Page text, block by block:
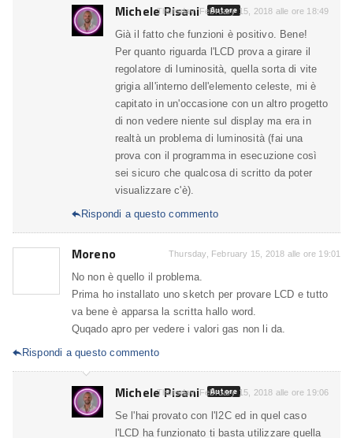
Michele Pisani Autore
Thursday, February 15, 2018 alle ore 18:49
Già il fatto che funzioni è positivo. Bene!
Per quanto riguarda l'LCD prova a girare il
regolatore di luminosità, quella sorta di vite
grigia all'interno dell'elemento celeste, mi è
capitato in un'occasione con un altro progetto
di non vedere niente sul display ma era in
realtà un problema di luminosità (fai una
prova con il programma in esecuzione così
sei sicuro che qualcosa di scritto da poter
visualizzare c'è).
Rispondi a questo commento
Moreno Thursday, February 15, 2018 alle ore 19:01
No non è quello il problema.
Prima ho installato uno sketch per provare LCD e tutto
va bene è apparsa la scritta hallo word.
Quqado apro per vedere i valori gas non li da.
Rispondi a questo commento
Michele Pisani Autore
Thursday, February 15, 2018 alle ore 19:06
Se l'hai provato con l'I2C ed in quel caso
l'LCD ha funzionato ti basta utilizzare quella